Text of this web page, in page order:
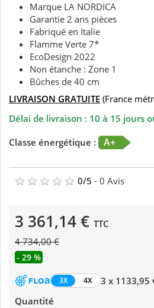
Marque LA NORDICA
Garantie 2 ans pièces
Fabriqué en Italie
Flamme Verte 7*
EcoDesign 2022
Non étanche : Zone 1
Bûches de 40 cm
LIVRAISON GRATUITE (France
Délai de livraison : 10 à 15 jours
Classe énergétique :
A+
0/5 - 0 Avis
3 361,14 € TTC
4 734,00 €
- 29 %
3X 4X
3 x 1133,95
Quantité